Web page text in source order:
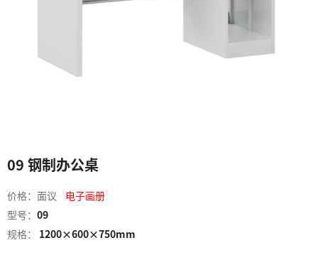
09 钢制办公桌
价格：面议 电子画册
型号： 09
规格：
1200×600×750mm